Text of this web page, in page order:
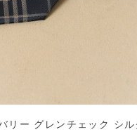
ー グレンチェック シル